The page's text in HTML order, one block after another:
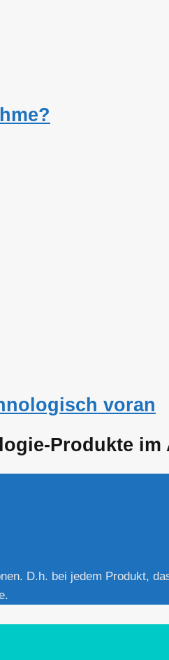
voran
Produkte im
D.h. bei jedem Produkt,